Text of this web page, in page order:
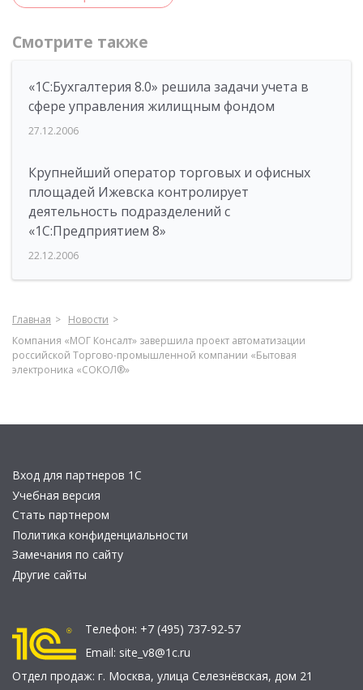
Смотрите также
«1С:Бухгалтерия 8.0» решила задачи учета в
сфере управления жилищным фондом
27.12.2006
Крупнейший оператор торговых и офисных
площадей Ижевска контролирует
деятельность подразделений с
«1С:Предприятием 8»
22.12.2006
Главная
Новости
Компания «МОГ Консалт» завершила проект автоматизации
российской Торгово-промышленной компании «Бытовая
электроника «СОКОЛ®»
Вход для партнеров 1С
Учебная версия
Стать партнером
Политика конфиденциальности
Замечания по сайту
Другие сайты
Телефон: +7 (495) 737-92-57
Email: site_v8@1c.ru
Отдел продаж: г. Москва, улица Селезнёвская, дом 21